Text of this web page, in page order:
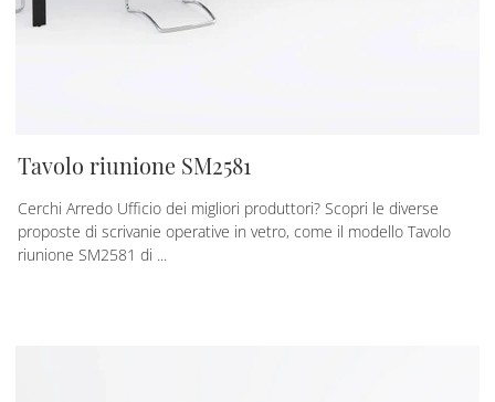
Tavolo riunione SM2581
Cerchi Arredo Ufficio dei migliori produttori? Scopri le diverse
proposte di scrivanie operative in vetro, come il modello Tavolo
riunione SM2581 di ...